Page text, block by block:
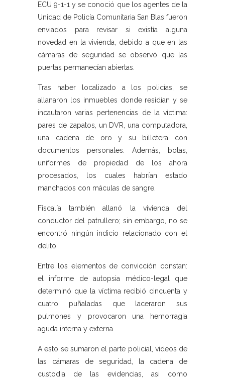
ECU 9-1-1 y se conoció que los agentes de la
Unidad de Policía Comunitaria San Blas fueron
enviados para revisar si existía alguna
novedad en la vivienda, debido a que en las
cámaras de seguridad se observó que las
puertas permanecían abiertas.
Tras haber localizado a los policías, se
allanaron los inmuebles donde residían y se
incautaron varias pertenencias de la víctima:
pares de zapatos, un DVR, una computadora,
una cadena de oro y su billetera con
documentos personales. Además, botas,
uniformes de propiedad de los ahora
procesados, los cuales habrían estado
manchados con máculas de sangre.
Fiscalía también allanó la vivienda del
conductor del patrullero; sin embargo, no se
encontró ningún indicio relacionado con el
delito.
Entre los elementos de convicción constan:
el informe de autopsia médico-legal que
determinó que la víctima recibió cincuenta y
cuatro puñaladas que laceraron sus
pulmones y provocaron una hemorragia
aguda interna y externa.
A esto se sumaron el parte policial, videos de
las cámaras de seguridad, la cadena de
custodia de las evidencias, asi como